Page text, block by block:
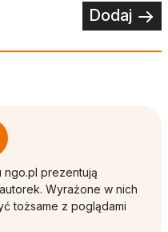
Dodaj
ngo.pl prezentują
Wyrażone w nich
tożsame z poglądami